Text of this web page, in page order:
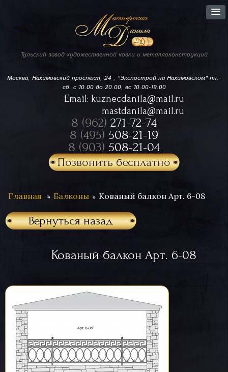
Тульский завод художественной ковки и металлоконструкций
Москва, Нахимовский проспект, 24 , "Экспострой на Нахимовском"пн.-
сб. с 10.00 до 20.00, вс 10.00-19.00
Email: kuznecdanila@mail.ru
mastdanila@mail.ru
8 (962) 271-72-74
8 (495) 508-21-19
8 (903) 508-21-04
Позвонить бесплатно
Главная Балконы Кованый балкон Арт. 6-08
Вернуться назад
Кованый балкон Арт. 6-08